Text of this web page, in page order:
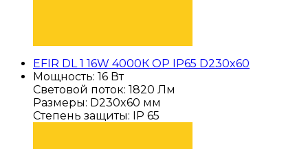
EFIR DL 1 16W 4000К OP IP65 D230x60
Мощность: 16 Вт
Световой поток: 1820 Лм
Размеры: D230x60 мм
Степень защиты: IP 65